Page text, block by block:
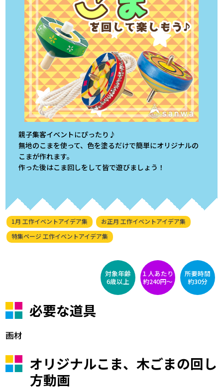
親子集客イベントにぴったり♪
無地のこまを使って、色を塗るだけで簡単にオリジナルの
こまが作れます。
作った後はこま回しをして皆で遊びましょう！
1月 工作イベントアイデア集
お正月 工作イベントアイデア集
特集ページ 工作イベントアイデア集
対象年齢
6歳以上
１人あたり
約240円〜
所要時間
約30分
必要な道具
画材
オリジナルこま、木ごまの回し
方動画